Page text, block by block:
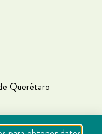
Querétaro